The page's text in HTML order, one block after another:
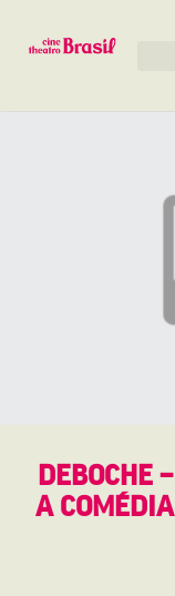
DEBOCHE –
A COMÉDIA